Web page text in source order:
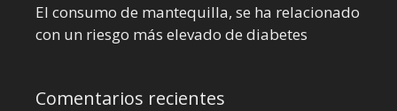
El consumo de mantequilla, se ha relacionado
con un riesgo más elevado de diabetes
Comentarios recientes